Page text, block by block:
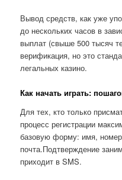
Вывод средств, как уже
до нескольких часов в
выплат (свыше 500 тысяч
верификация, но это
легальных казино.
Как начать играть:
Для тех, кто только
процесс регистрации
базовую форму: имя,
почта.Подтверждение
приходит в SMS.